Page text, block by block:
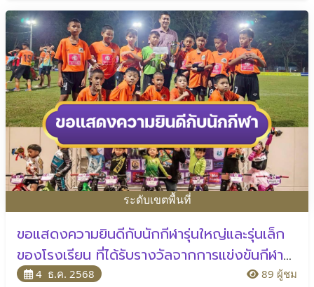
ระดับเขตพื้นที่
ขอแสดงความยินดีกับนักกีฬารุ่นใหญ่และรุ่นเล็ก
ของโรงเรียน ที่ได้รับรางวัลจากการแข่งขันกีฬา
ฟุตบอลและจักรยานขาไถ
4 ธ.ค. 2568 89 ผู้ชม